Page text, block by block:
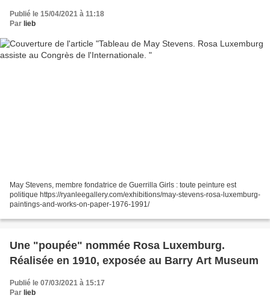
Publié le 15/04/2021 à 11:18
Par lieb
May Stevens, membre fondatrice de Guerrilla Girls : toute peinture est
politique https://ryanleegallery.com/exhibitions/may-stevens-rosa-luxemburg-
paintings-and-works-on-paper-1976-1991/
Une "poupée" nommée Rosa Luxemburg.
Réalisée en 1910, exposée au Barry Art Museum
Publié le 07/03/2021 à 15:17
Par lieb